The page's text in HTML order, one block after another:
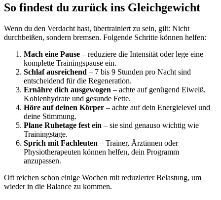
So findest du zurück ins Gleichgewicht
Wenn du den Verdacht hast, übertrainiert zu sein, gilt: Nicht
durchbeißen, sondern bremsen. Folgende Schritte können helfen:
Mach eine Pause – reduziere die Intensität oder lege eine
komplette Trainingspause ein.
Schlaf ausreichend – 7 bis 9 Stunden pro Nacht sind
entscheidend für die Regeneration.
Ernähre dich ausgewogen – achte auf genügend Eiweiß,
Kohlenhydrate und gesunde Fette.
Höre auf deinen Körper – achte auf dein Energielevel und
deine Stimmung.
Plane Ruhetage fest ein – sie sind genauso wichtig wie
Trainingstage.
Sprich mit Fachleuten – Trainer, Ärztinnen oder
Physiotherapeuten können helfen, dein Programm
anzupassen.
Oft reichen schon einige Wochen mit reduzierter Belastung, um
wieder in die Balance zu kommen.